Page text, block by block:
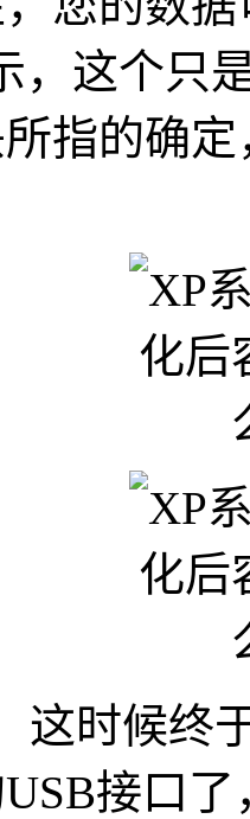
，这个只
指的确
时候终于
接口